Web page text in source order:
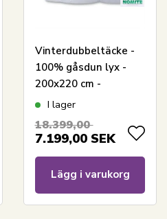
Vinterdubbeltäcke -
100% gåsdun lyx -
200x220 cm -
Excellent By Borg
Diamanten
I lager
18.399,00
7.199,00 SEK
Lägg i varukorg